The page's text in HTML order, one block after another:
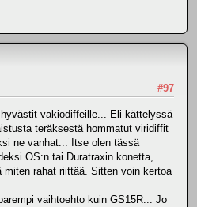
#97
vakiodiffeille... Eli kättelyssä
teräksestä hommatut viridiffit
ne vanhat... Itse olen tässä
OS:n tai Duratraxin konetta,
rahat riittää. Sitten voin kertoa
vaihtoehto kuin GS15R... Jo